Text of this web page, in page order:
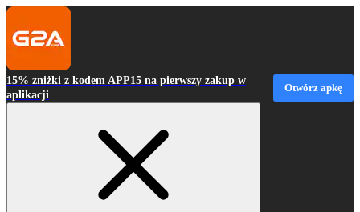
15% zniżki z kodem APP15 na pierwszy zakup w
aplikacji
Otwórz apkę